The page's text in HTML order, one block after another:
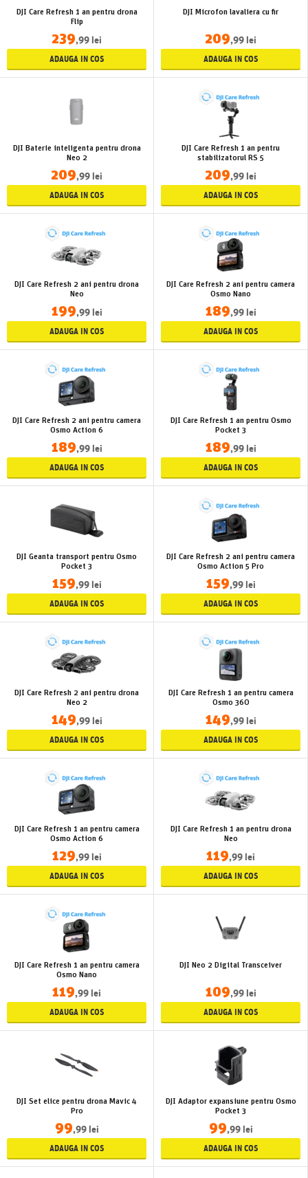
DJI Care Refresh 1 an pentru drona
Flip
239,99 lei
ADAUGA IN COS
DJI Microfon lavaliera cu fir
209,99 lei
ADAUGA IN COS
DJI Baterie inteligenta pentru drona
Neo 2
209,99 lei
ADAUGA IN COS
DJI Care Refresh 1 an pentru
stabilizatorul RS 5
209,99 lei
ADAUGA IN COS
DJI Care Refresh 2 ani pentru drona
Neo
199,99 lei
ADAUGA IN COS
DJI Care Refresh 2 ani pentru camera
Osmo Nano
189,99 lei
ADAUGA IN COS
DJI Care Refresh 2 ani pentru camera
Osmo Action 6
189,99 lei
ADAUGA IN COS
DJI Care Refresh 1 an pentru Osmo
Pocket 3
189,99 lei
ADAUGA IN COS
DJI Geanta transport pentru Osmo
Pocket 3
159,99 lei
ADAUGA IN COS
DJI Care Refresh 2 ani pentru camera
Osmo Action 5 Pro
159,99 lei
ADAUGA IN COS
DJI Care Refresh 2 ani pentru drona
Neo 2
149,99 lei
ADAUGA IN COS
DJI Care Refresh 1 an pentru camera
Osmo 360
149,99 lei
ADAUGA IN COS
DJI Care Refresh 1 an pentru camera
Osmo Action 6
129,99 lei
ADAUGA IN COS
DJI Care Refresh 1 an pentru drona
Neo
119,99 lei
ADAUGA IN COS
DJI Care Refresh 1 an pentru camera
Osmo Nano
119,99 lei
ADAUGA IN COS
DJI Neo 2 Digital Transceiver
109,99 lei
ADAUGA IN COS
DJI Set elice pentru drona Mavic 4
Pro
99,99 lei
ADAUGA IN COS
DJI Adaptor expansiune pentru Osmo
Pocket 3
99,99 lei
ADAUGA IN COS